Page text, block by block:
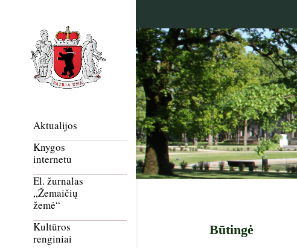
Aktualijos
Knygos
internetu
El. žurnalas
„Žemaičių
žemė“
Kultūros
renginiai
Būtingė